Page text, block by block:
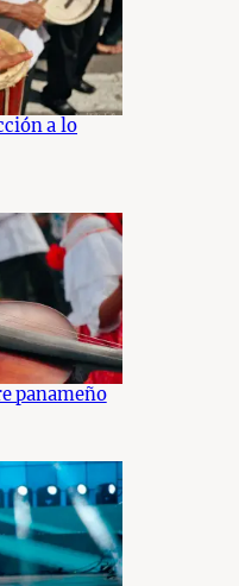
a lo
panameño